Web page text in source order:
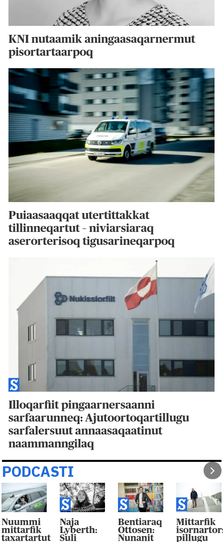
KNI nutaamik aningaasaqarnermut
pisortartaarpoq
Puiaasaaqqat utertittakkat
tillinneqartut – niviarsiaraq
aserorterisoq tigusarineqarpoq
Illoqarfiit pingaarnersaanni
sarfaarunneq: Ajutoortoqartillugu
sarfalersuut annaasaqaatinut
naammanngilaq
PODCASTI
Naja
Lyberth:
Suli
Bentiaraq
Ottosen:
Nunanit
Mittarfik
pillugu